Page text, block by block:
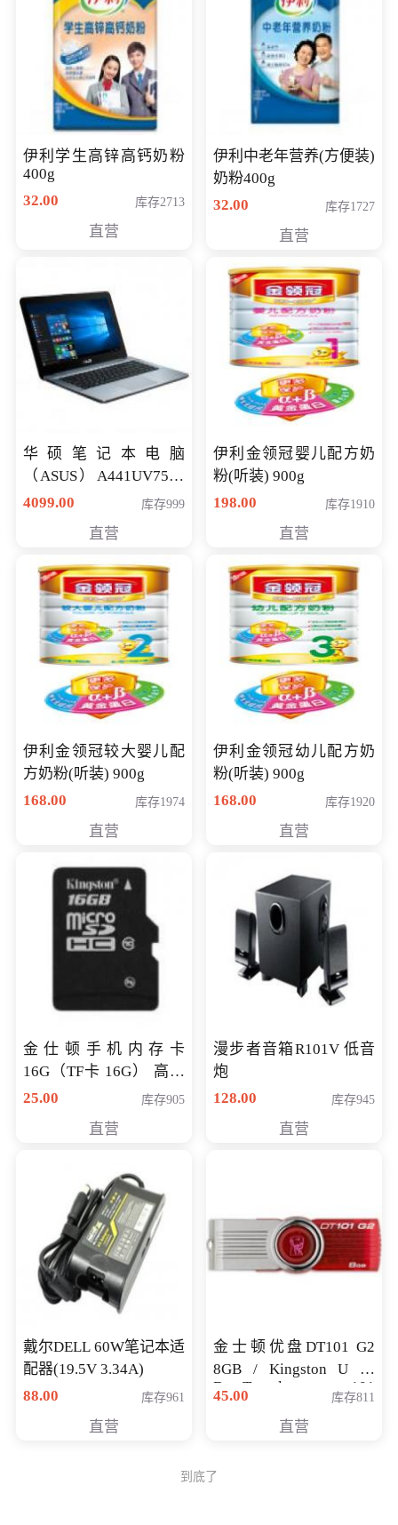
伊利学生高锌高钙奶粉
400g
32.00
库存2713
直营
伊利中老年营养(方便装)
奶粉400g
32.00
库存1727
直营
华硕笔记本电脑
（ASUS）A441UV7500
顽石（7代i7-7500U 4G
4099.00 库存999
直营
伊利金领冠婴儿配方奶
粉(听装) 900g
198.00
库存1910
直营
伊利金领冠较大婴儿配
方奶粉(听装) 900g
168.00
库存1974
直营
伊利金领冠幼儿配方奶
粉(听装) 900g
168.00
库存1920
直营
金仕顿手机内存卡
16G（TF卡 16G） 高速
卡 CLASS 10
25.00 库存905
直营
漫步者音箱R101V 低音
炮
128.00
库存945
直营
戴尔DELL 60W笔记本适
配器(19.5V 3.34A)
88.00
库存961
直营
金士顿优盘DT101 G2
8GB / Kingston U 盘
DataTraveler 101
Generati
45.00 库存811
直营
到底了